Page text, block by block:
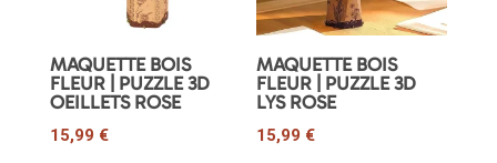
MAQUETTE BOIS
FLEUR | PUZZLE 3D
OEILLETS ROSE
15,99 €
MAQUETTE BOIS
FLEUR | PUZZLE 3D
LYS ROSE
15,99 €